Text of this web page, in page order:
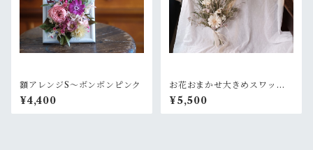
額アレンジS〜ボンボンピンク
¥4,400
お花おまかせ大きめスワッ
グ 白×グリーン系
¥5,500